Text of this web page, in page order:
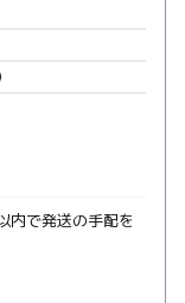
内で発送の手配を